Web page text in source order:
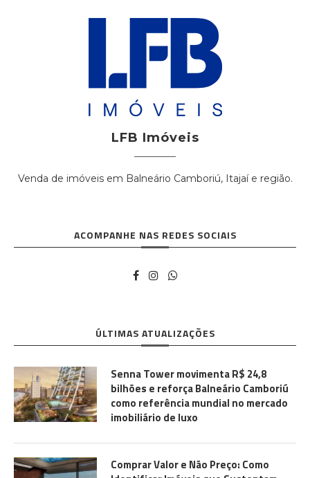
LFB Imóveis
Venda de imóveis em Balneário Camboriú, Itajaí e região.
ACOMPANHE NAS REDES SOCIAIS
ÚLTIMAS ATUALIZAÇÕES
Senna Tower movimenta R$ 24,8
bilhões e reforça Balneário Camboriú
como referência mundial no mercado
imobiliário de luxo
Comprar Valor e Não Preço: Como